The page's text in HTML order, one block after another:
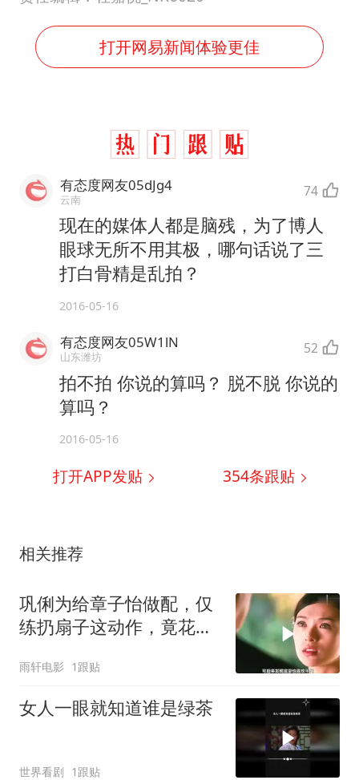
打开网易新闻体验更佳
有态度网友05dJg4
云南 74
现在的媒体人都是脑残，为了博人
眼球无所不用其极，哪句话说了三
打白骨精是乱拍？
2016-05-16
有态度网友05W1lN
山东潍坊 52
拍不拍 你说的算吗？ 脱不脱 你说的
算吗？
2016-05-16
打开APP发贴 354条跟贴
相关推荐
巩俐为给章子怡做配，仅
练扔扇子这动作，竟花了
雨轩电影 1跟贴
女人一眼就知道谁是绿茶
世界看剧 1跟贴